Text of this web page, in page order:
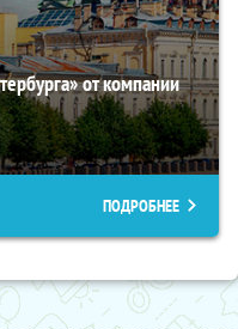
от компании
ПОДРОБНЕЕ